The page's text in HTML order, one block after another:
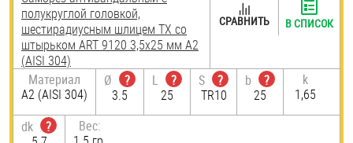
полукруглой головкой,
шестирадиусным шлицем TX со
штырьком ART 9120 3,5х25 мм А2
(AISI 304)
Материал
А2 (AISI 304)
Ø
?
3.5
L
?
25
S
?
TR10
b
?
25
k
1,65
dk
?
Вес:
СРАВНИТЬ В СПИСОК